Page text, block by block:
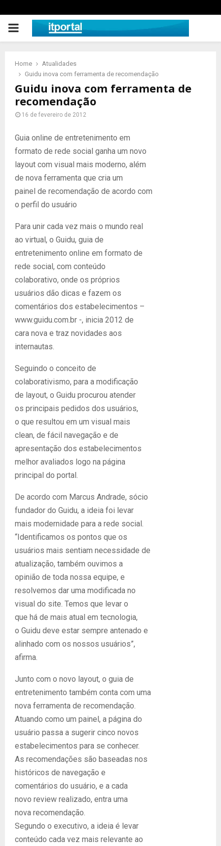
PRIMARY
Home
Atualidades
Guidu inova com ferramenta de recomendação
Guidu inova com ferramenta de
recomendação
16 de fevereiro de 2012
Guia online de entretenimento em
formato de rede social ganha um novo
layout com visual mais moderno, além
de nova ferramenta que cria um
painel de recomendação de acordo com
o perfil do usuário
Para unir cada vez mais o mundo real
ao virtual, o Guidu, guia de
entretenimento online em formato de
rede social, com conteúdo
colaborativo, onde os próprios
usuários dão dicas e fazem os
comentários dos estabelecimentos –
www.guidu.com.br -, inicia 2012 de
cara nova e traz novidades aos
internautas.
Seguindo o conceito de
colaborativismo, para a modificação
de layout, o Guidu procurou atender
os principais pedidos dos usuários,
o que resultou em um visual mais
clean, de fácil navegação e de
apresentação dos estabelecimentos
melhor avaliados logo na página
principal do portal.
De acordo com Marcus Andrade, sócio
fundador do Guidu, a ideia foi levar
mais modernidade para a rede social.
“Identificamos os pontos que os
usuários mais sentiam necessidade de
atualização, também ouvimos a
opinião de toda nossa equipe, e
resolvemos dar uma modificada no
visual do site. Temos que levar o
que há de mais atual em tecnologia,
o Guidu deve estar sempre antenado e
alinhado com os nossos usuários”,
afirma.
Junto com o novo layout, o guia de
entretenimento também conta com uma
nova ferramenta de recomendação.
Atuando como um painel, a página do
usuário passa a sugerir cinco novos
estabelecimentos para se conhecer.
As recomendações são baseadas nos
históricos de navegação e
comentários do usuário, e a cada
novo review realizado, entra uma
nova recomendação.
Segundo o executivo, a ideia é levar
conteúdo cada vez mais relevante ao